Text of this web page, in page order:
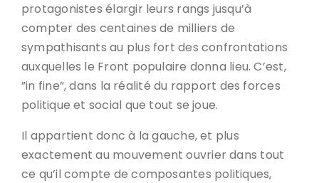
protagonistes élargir leurs rangs jusqu’à
compter des centaines de milliers de
sympathisants au plus fort des confrontations
auxquelles le Front populaire donna lieu. C’est,
”in fine”, dans la réalité du rapport des forces
politique et social que tout se joue.
Il appartient donc à la gauche, et plus
exactement au mouvement ouvrier dans tout
ce qu’il compte de composantes politiques,